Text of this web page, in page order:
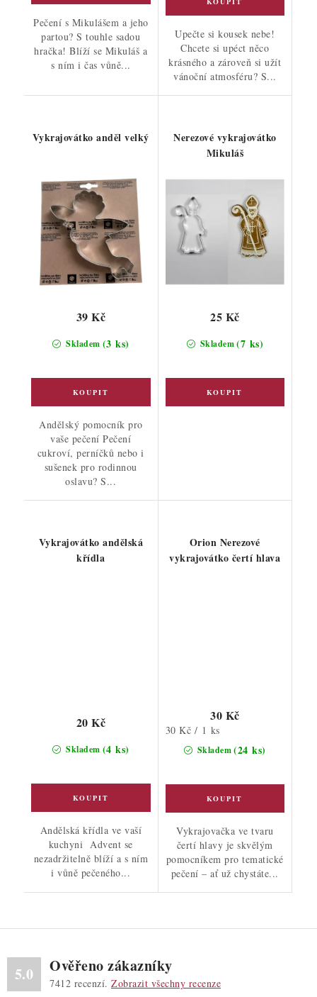
Pečení s Mikulášem a jeho
partou? S touhle sadou
hračka! Blíží se Mikuláš a
s ním i čas vůně...
Upečte si kousek nebe!
Chcete si upéct něco
krásného a zároveň si užít
vánoční atmosféru? S...
Vykrajovátko anděl velký
Skladem (3 ks)
39 Kč
Andělský pomocník pro
vaše pečení Pečení
cukroví, perníčků nebo i
sušenek pro rodinnou
oslavu? S...
Nerezové vykrajovátko
Mikuláš
Skladem(7 ks)
25 Kč
Vykrajovátko andělská
křídla
Skladem (4 ks)
20 Kč
Andělská křídla ve vaší
kuchyni Advent se
nezadržitelně blíží a s ním
i vůně pečeného...
Orion Nerezové
vykrajovátko čertí hlava
Skladem(24 ks)
30 Kč
Měrná
cena:
30 Kč / 1 ks
Vykrajovačka ve tvaru
čertí hlavy je skvělým
pomocníkem pro tematické
pečení – ať už chystáte...
5.0 Ověřeno zákazníky
7412 recenzí. Zobrazit všechny recenze